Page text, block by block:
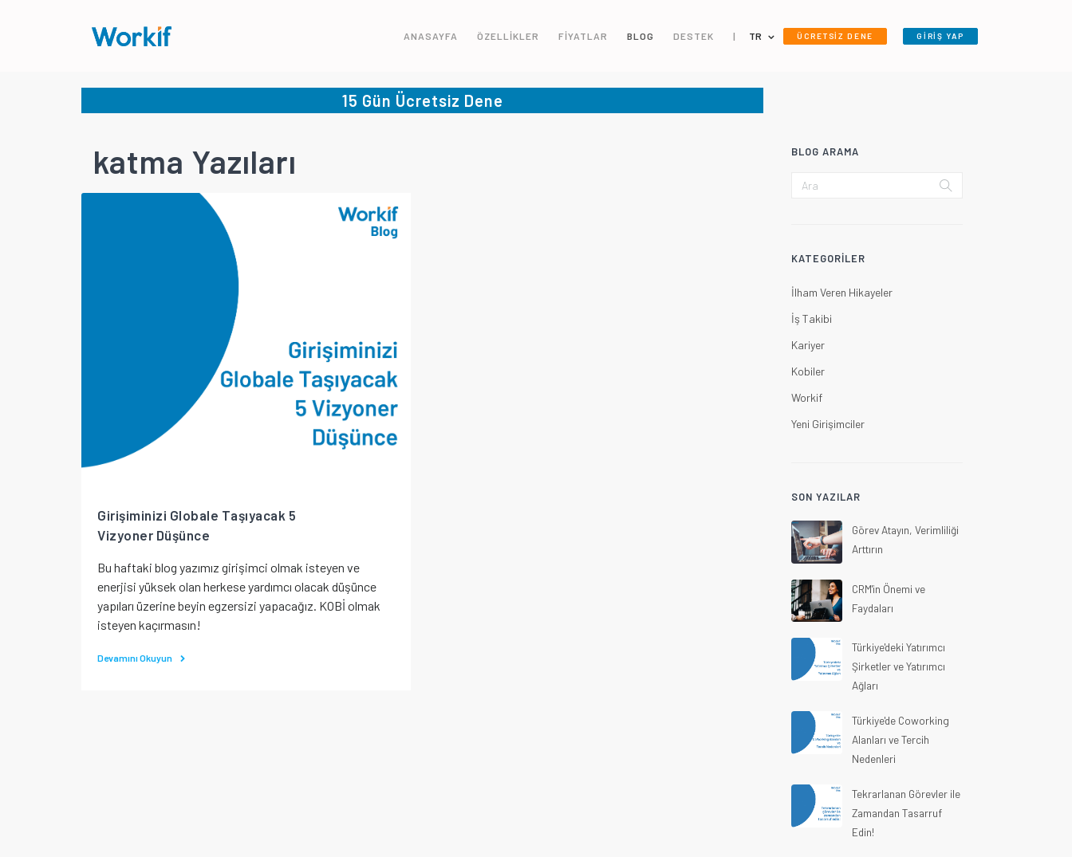
ANASAYFA ÖZELLİKLER FİYATLAR BLOG DESTEK | TR ÜCRETSİZ DENE GİRİŞ YAP
15 Gün Ücretsiz Dene
katma Yazıları
Girişiminizi Globale Taşıyacak 5
Vizyoner Düşünce
Bu haftaki blog yazımız girişimci olmak isteyen ve
enerjisi yüksek olan herkese yardımcı olacak düşünce
yapıları üzerine beyin egzersizi yapacağız. KOBİ olmak
isteyen kaçırmasın!
Devamını Okuyun
BLOG ARAMA
KATEGORILER
İlham Veren Hikayeler
İş Takibi
Kariyer
Kobiler
Workif
Yeni Girişimciler
SON YAZILAR
Görev Atayın, Verimliliği
Arttırın
CRM'in Önemi ve
Faydaları
Türkiye'deki Yatırımcı
Şirketler ve Yatırımcı
Ağları
Türkiye'de Coworking
Alanları ve Tercih
Nedenleri
Tekrarlanan Görevler ile
Zamandan Tasarruf
Edin!